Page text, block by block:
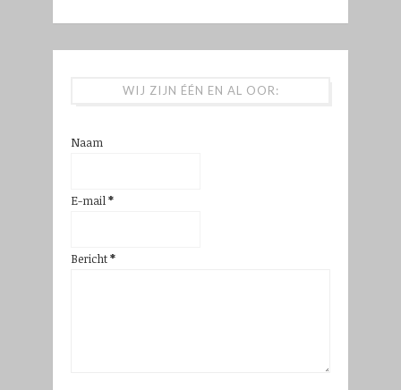
WIJ ZIJN ÉÉN EN AL OOR:
Naam
E-mail*
Bericht*